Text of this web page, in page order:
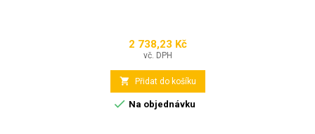
Cena
2 738,23 Kč
vč. DPH
 Přidat do košíku
 Na objednávku